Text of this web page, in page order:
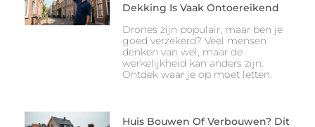
Dekking Is Vaak Ontoereikend
Drones zijn populair, maar ben je
goed verzekerd? Veel mensen
denken van wel, maar de
werkelijkheid kan anders zijn.
Ontdek waar je op moet letten.
Huis Bouwen Of Verbouwen? Dit